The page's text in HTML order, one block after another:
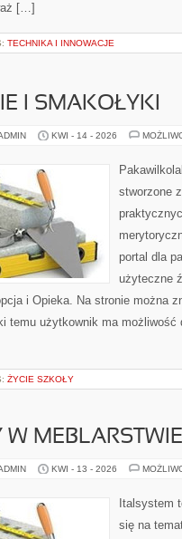
[…]
TECHNIKA I INNOWACJE
I SMAKOŁYKI
KWI - 14 - 2026
stworzone
portal dla
użyteczne
i Opieka. Na stronie można
temu użytkownik ma możliwość
ŻYCIE SZKOŁY
W MEBLARSTWIE
KWI - 13 - 2026
Italsystem
się na